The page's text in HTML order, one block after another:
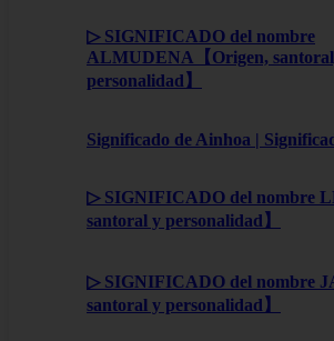
▷ SIGNIFICADO del nombre
ALMUDENA【Origen,
personalidad】
Significado de Ainhoa |
▷ SIGNIFICADO del nombre
santoral y personalidad】
▷ SIGNIFICADO del nombre
santoral y personalidad】